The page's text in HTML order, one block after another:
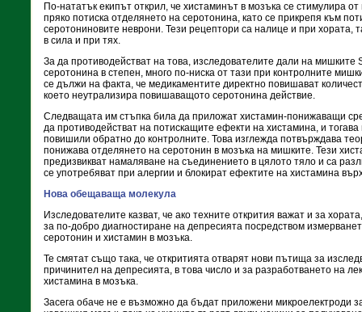
По-нататък екипът открил, че хистаминът в мозъка се стимулира
пряко потиска отделянето на серотонина, като се прикрепя към
серотониновите неврони. Тези рецептори са налице и при хората,
в сила и при тях.
За да противодействат на това, изследователите дали на мишките
серотонина в степен, много по-ниска от тази при контролните
се дължи на факта, че медикаментите директно повишават
което неутрализира повишаващото серотонина действие.
Следващата им стъпка била да приложат хистамин-понижаващи
да противодействат на потискащите ефекти на хистамина, и
повишили обратно до контролните. Това изглежда потвърждава
понижава отделянето на серотонин в мозъка на мишките. Тези
предизвикват намаляване на съединението в цялото тяло и са
се употребяват при алергии и блокират ефектите на хистамина
Нова обещаваща молекула
Изследователите казват, че ако техните открития важат и за
за по-добро диагностиране на депресията посредством
серотонин и хистамин в мозъка.
Те смятат също така, че откритията отварят нови пътища за
причинител на депресията, в това число и за разработването на
хистамина в мозъка.
Засега обаче не е възможно да бъдат приложени микроелектроди